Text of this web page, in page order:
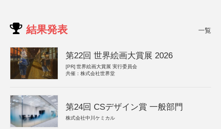
結果発表 一覧
第22回 世界絵画大賞展 2026
[PR] 世界絵画大賞展 実行委員会
共催：株式会社世界堂
第24回 CSデザイン賞 一般部門
株式会社中川ケミカル